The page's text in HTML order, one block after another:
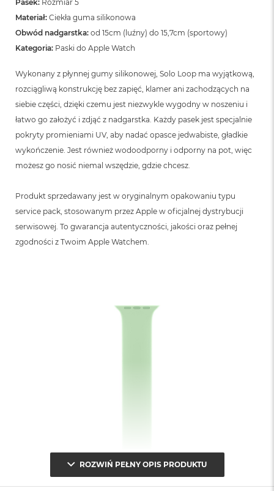
Pasek: Rozmiar 5
Materiał: Ciekła guma silikonowa
Obwód nadgarstka: od 15cm (luźny) do 15,7cm (sportowy)
Kategoria: Paski do Apple Watch
Wykonany z płynnej gumy silikonowej, Solo Loop ma wyjątkową,
rozciągliwą konstrukcję bez zapięć, klamer ani zachodzących na
siebie części, dzięki czemu jest niezwykle wygodny w noszeniu i
łatwo go założyć i zdjąć z nadgarstka. Każdy pasek jest specjalnie
pokryty promieniami UV, aby nadać opasce jedwabiste, gładkie
wykończenie. Jest również wodoodporny i odporny na pot, więc
możesz go nosić niemal wszędzie, gdzie chcesz.
Produkt sprzedawany jest w oryginalnym opakowaniu typu
service pack, stosowanym przez Apple w oficjalnej dystrybucji
serwisowej. To gwarancja autentyczności, jakości oraz pełnej
zgodności z Twoim Apple Watchem.
ROZWIŃ PEŁNY OPIS PRODUKTU